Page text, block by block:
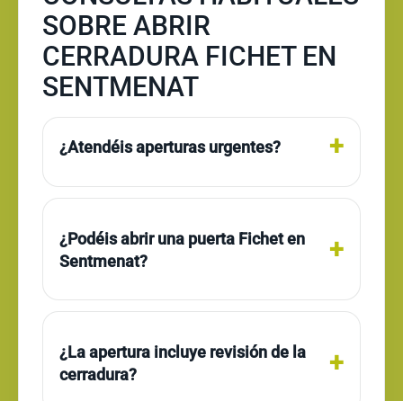
SOBRE ABRIR
CERRADURA FICHET EN
SENTMENAT
¿Atendéis aperturas urgentes?
¿Podéis abrir una puerta Fichet en
Sentmenat?
¿La apertura incluye revisión de la
cerradura?